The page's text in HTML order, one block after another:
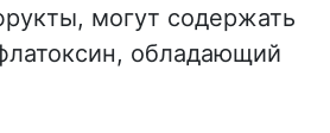
могут содержать
обладающий